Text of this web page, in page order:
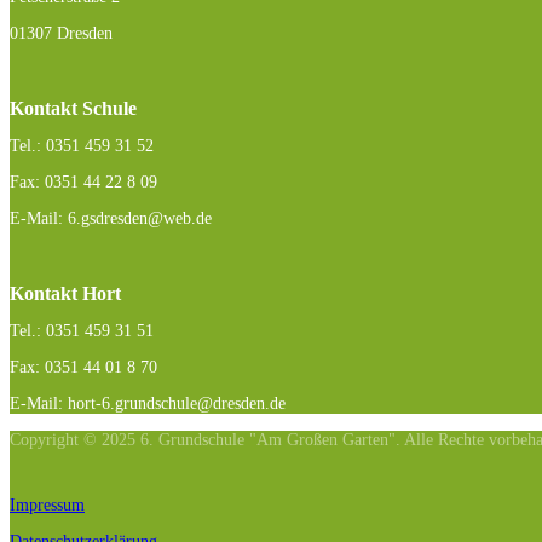
01307 Dresden
Kontakt Schule
Tel.: 0351 459 31 52
Fax: 0351 44 22 8 09
E-Mail: 6.gsdresden@web.de
Kontakt Hort
Tel.: 0351 459 31 51
Fax: 0351 44 01 8 70
E-Mail: hort-6.grundschule@dresden.de
Copyright © 2025 6. Grundschule "Am Großen Garten". Alle Rechte
Impressum